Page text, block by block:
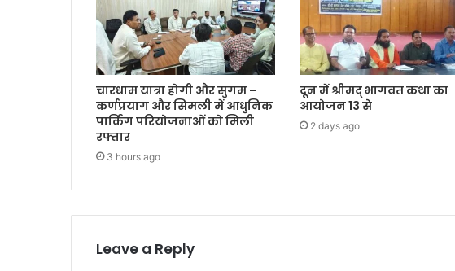
चारधाम यात्रा होगी और सुगम –
कर्णप्रयाग और सिमली में आधुनिक
पार्किंग परियोजनाओं को मिली
रफ्तार
3 hours ago
दून में श्रीमद् भागवत कथा का
आयोजन 13 से
2 days ago
Leave a Reply